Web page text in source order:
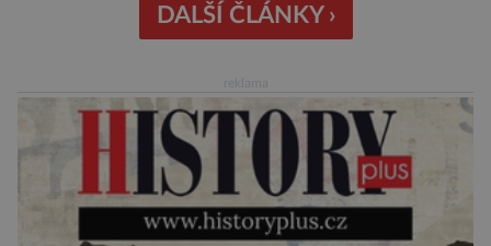
ochrana. Onu biologickou ochranu představují
například parazitické vosičky, které bývají
hmyzu. Takové vosičky jsou dosti malé, […]
DALŠÍ ČLÁNKY ›